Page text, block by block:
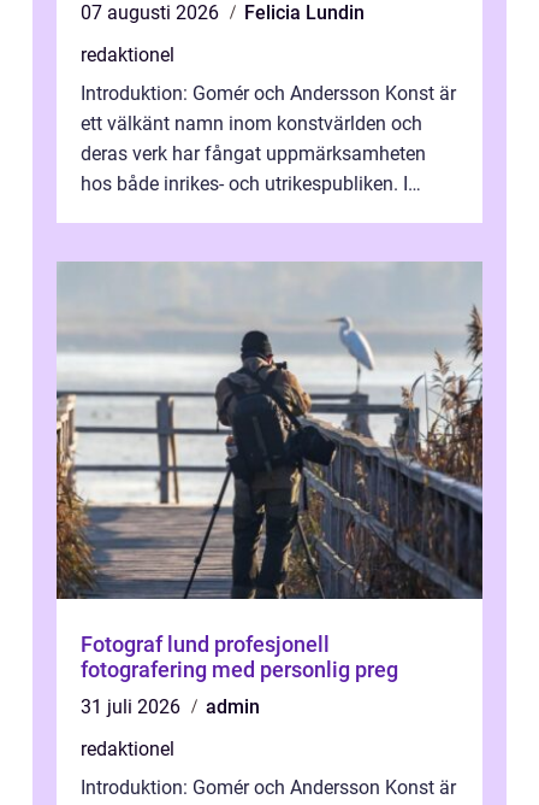
07 augusti 2026
Felicia Lundin
redaktionel
Introduktion: Gomér och Andersson Konst är
ett välkänt namn inom konstvärlden och
deras verk har fångat uppmärksamheten
hos både inrikes- och utrikespubliken. I
Fotograf lund profesjonell
fotografering med personlig preg
31 juli 2026
admin
redaktionel
Introduktion: Gomér och Andersson Konst är